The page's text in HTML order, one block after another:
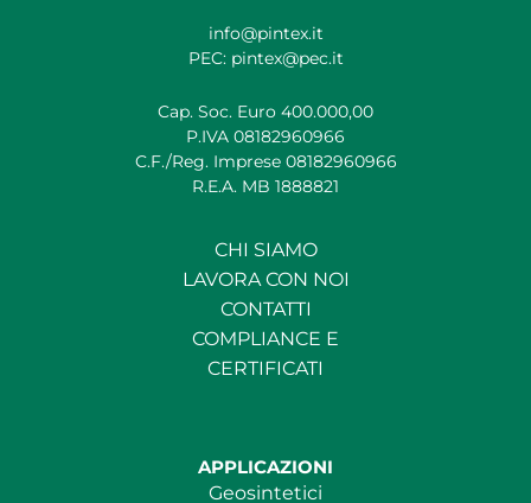
info@pintex.it
PEC: pintex@pec.it
Cap. Soc. Euro 400.000,00
P.IVA 08182960966
C.F./Reg. Imprese 08182960966
R.E.A. MB 1888821
CHI SIAMO
LAVORA CON NOI
CONTATTI
COMPLIANCE E
CERTIFICATI
APPLICAZIONI
Geosintetici